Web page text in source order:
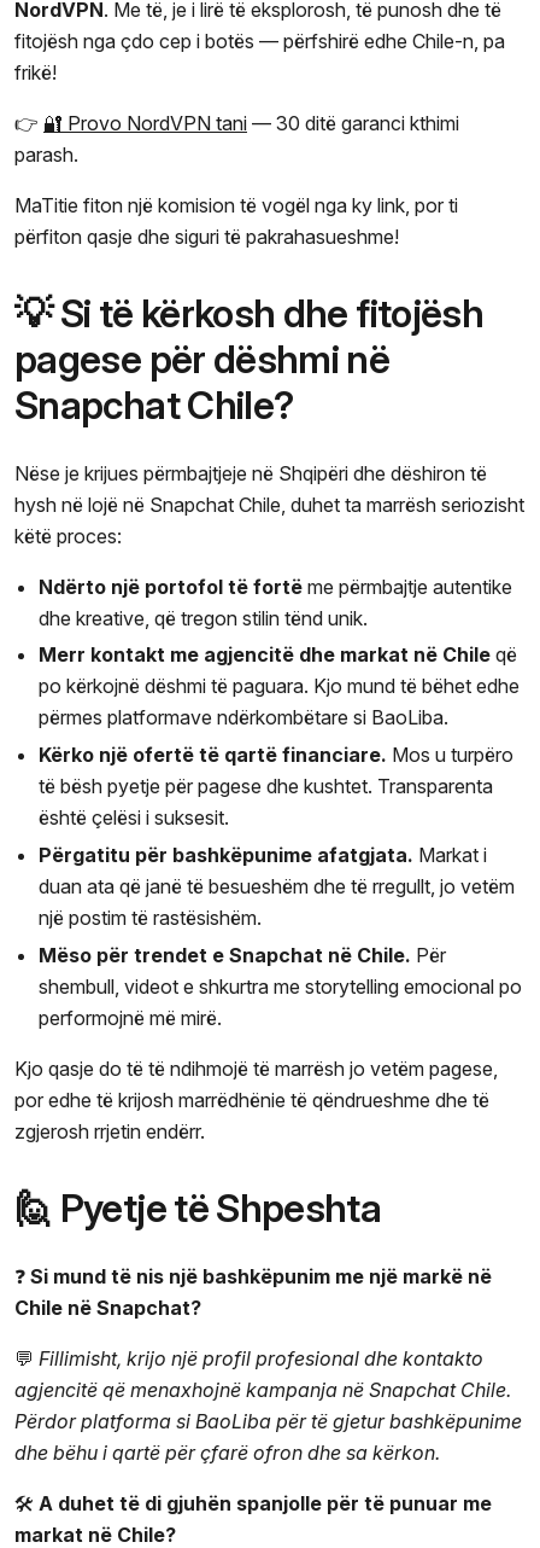
NordVPN. Me të, je i lirë të eksplorosh, të punosh dhe të
fitojësh nga çdo cep i botës — përfshirë edhe Chile-n, pa
frikë!
👉 🔐 Provo NordVPN tani — 30 ditë garanci kthimi
parash.
MaTitie fiton një komision të vogël nga ky link, por ti
përfiton qasje dhe siguri të pakrahasueshme!
💡 Si të kërkosh dhe fitojësh
pagese për dëshmi në
Snapchat Chile?
Nëse je krijues përmbajtjeje në Shqipëri dhe dëshiron të
hysh në lojë në Snapchat Chile, duhet ta marrësh seriozisht
këtë proces:
Ndërto një portofol të fortë me përmbajtje autentike
dhe kreative, që tregon stilin tënd unik.
Merr kontakt me agjencitë dhe markat në Chile që
po kërkojnë dëshmi të paguara. Kjo mund të bëhet edhe
përmes platformave ndërkombëtare si BaoLiba.
Kërko një ofertë të qartë financiare. Mos u turpëro
të bësh pyetje për pagese dhe kushtet. Transparenta
është çelësi i suksesit.
Përgatitu për bashkëpunime afatgjata. Markat i
duan ata që janë të besueshëm dhe të rregullt, jo vetëm
një postim të rastësishëm.
Mëso për trendet e Snapchat në Chile. Për
shembull, videot e shkurtra me storytelling emocional po
performojnë më mirë.
Kjo qasje do të të ndihmojë të marrësh jo vetëm pagese,
por edhe të krijosh marrëdhënie të qëndrueshme dhe të
zgjerosh rrjetin endërr.
🙋 Pyetje të Shpeshta
❓ Si mund të nis një bashkëpunim me një markë në
Chile në Snapchat?
💬 Fillimisht, krijo një profil profesional dhe kontakto
agjencitë që menaxhojnë kampanja në Snapchat Chile.
Përdor platforma si BaoLiba për të gjetur bashkëpunime
dhe bëhu i qartë për çfarë ofron dhe sa kërkon.
🛠️ A duhet të di gjuhën spanjolle për të punuar me
markat në Chile?